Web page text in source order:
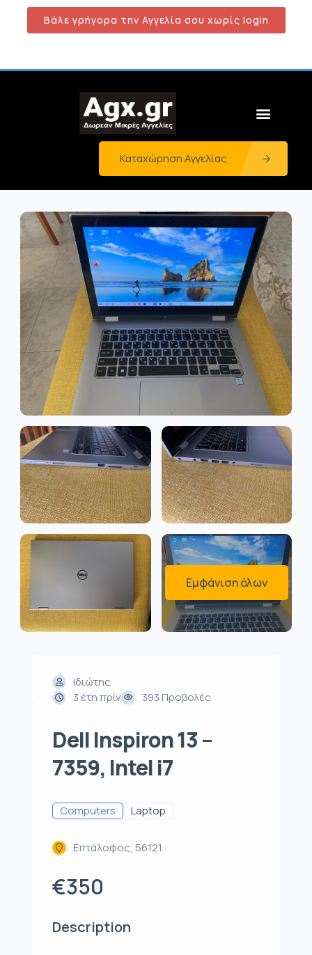
Βάλε γρήγορα την Αγγελία σου χωρίς login
Καταχώρηση Αγγελίας
Εμφάνιση όλων
Ιδιώτης
3 έτη πρίν
393 Προβολές
Dell Inspiron 13 –
7359, Intel i7
Computers Laptop
Επτάλοφος, 56121
€350
Description